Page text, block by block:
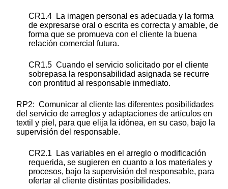
CR1.4 La imagen personal es adecuada y la forma
de expresarse oral o escrita es correcta y amable, de
forma que se promueva con el cliente la buena
relación comercial futura.
CR1.5 Cuando el servicio solicitado por el cliente
sobrepasa la responsabilidad asignada se recurre
con prontitud al responsable inmediato.
RP2: Comunicar al cliente las diferentes posibilidades
del servicio de arreglos y adaptaciones de artículos en
textil y piel, para que elija la idónea, en su caso, bajo la
supervisión del responsable.
CR2.1 Las variables en el arreglo o modificación
requerida, se sugieren en cuanto a los materiales y
procesos, bajo la supervisión del responsable, para
ofertar al cliente distintas posibilidades.